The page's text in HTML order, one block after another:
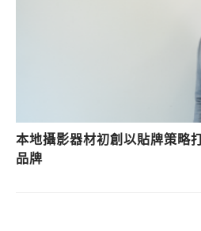
本地攝影器材初創以貼牌策略
品牌